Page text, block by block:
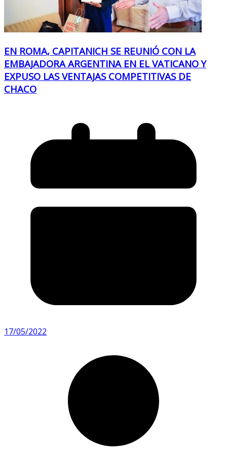
EN ROMA, CAPITANICH SE REUNIÓ CON LA
EMBAJADORA ARGENTINA EN EL VATICANO Y
EXPUSO LAS VENTAJAS COMPETITIVAS DE
CHACO
17/05/2022